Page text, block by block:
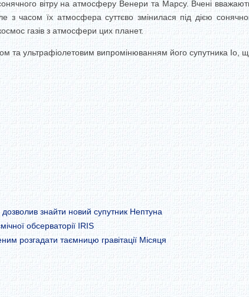
вітру на атмосферу Венери та Марсу. Вчені
з часом їх атмосфера суттєво змінилася під дією
газів з атмосфери цих планет.
та ультрафіолетовим випромінюванням його супутника Іо,
знайти новий супутник Нептуна
обсерваторії IRIS
розгадати таємницю гравітації Місяця